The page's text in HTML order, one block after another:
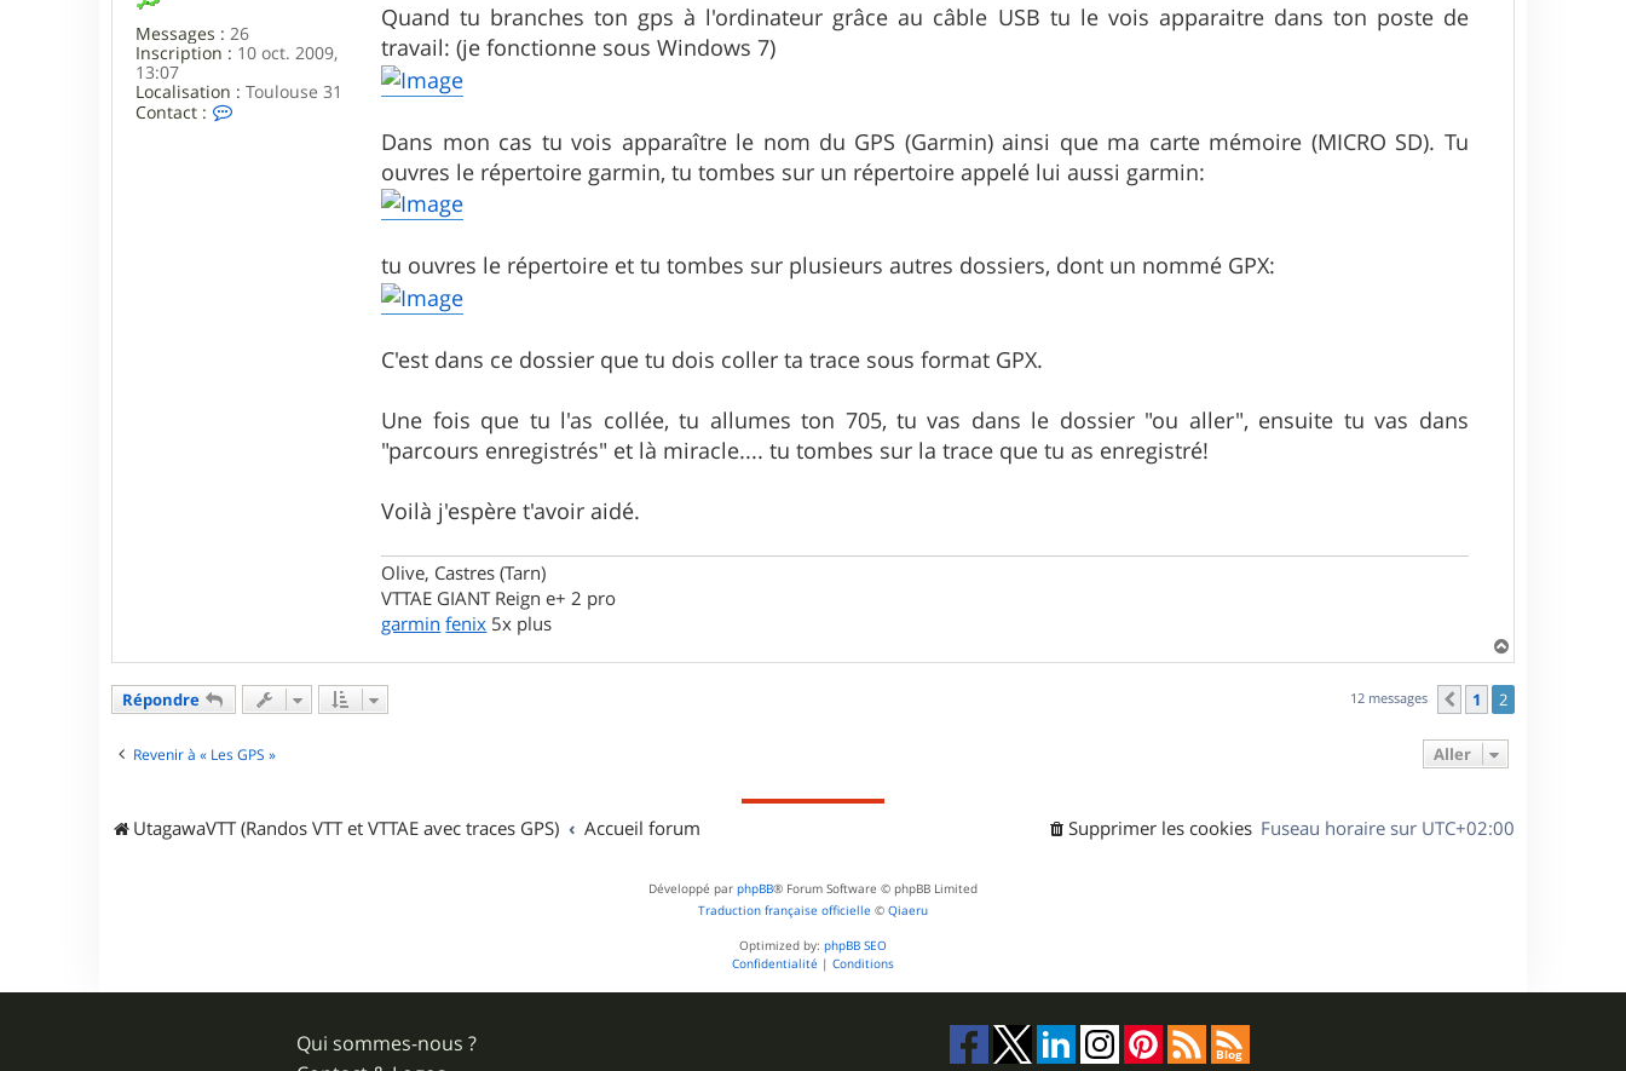
Messages : 26
Inscription : 10 oct. 2009,
13:07
Localisation : Toulouse 31
Contact :
Quand tu branches ton gps à l'ordinateur grâce au câble USB tu le vois apparaitre dans ton poste de
travail: (je fonctionne sous Windows 7)
Dans mon cas tu vois apparaître le nom du GPS (Garmin) ainsi que ma carte mémoire (MICRO SD). Tu
ouvres le répertoire garmin, tu tombes sur un répertoire appelé lui aussi garmin:
tu ouvres le répertoire et tu tombes sur plusieurs autres dossiers, dont un nommé GPX:
C'est dans ce dossier que tu dois coller ta trace sous format GPX.
Une fois que tu l'as collée, tu allumes ton 705, tu vas dans le dossier "ou aller", ensuite tu vas dans
"parcours enregistrés" et là miracle.... tu tombes sur la trace que tu as enregistré!
Voilà j'espère t'avoir aidé.
Olive, Castres (Tarn)
VTTAE GIANT Reign e+ 2 pro
garmin fenix 5x plus
a
u
Répondre 12 messages Précédent
1 2
Revenir à « Les GPS » Aller
UtagawaVTT (Randos VTT et VTTAE avec traces GPS) Accueil forum Fuseau horaire sur UTC+02:00
Supprimer les cookies
Développé par phpBB® Forum Software © phpBB Limited
Traduction française officielle © Qiaeru
Optimized by: phpBB SEO
Confidentialité | Conditions
Qui sommes-nous ?